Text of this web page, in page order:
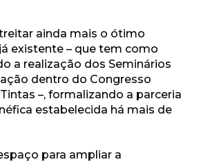
ainda mais o ótimo
existente – que tem como
a realização dos Seminários
dentro do Congresso
–, formalizando a parceria
estabelecida há mais de
para ampliar a